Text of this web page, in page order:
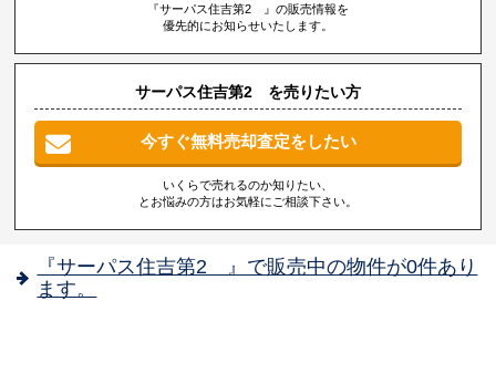
『サーパス住吉第2 』の販売情報を
優先的にお知らせいたします。
サーパス住吉第2 を売りたい方
今すぐ無料売却査定をしたい
いくらで売れるのか知りたい、
とお悩みの方はお気軽にご相談下さい。
『サーパス住吉第2 』で販売中の物件が0件あり
ます。